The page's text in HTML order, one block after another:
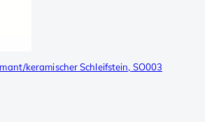
keramischer Schleifstein, SO003